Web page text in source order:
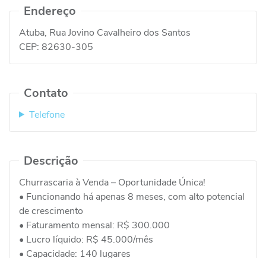
Endereço
Atuba, Rua Jovino Cavalheiro dos Santos
CEP: 82630-305
Contato
Telefone
Descrição
Churrascaria à Venda – Oportunidade Única!
• Funcionando há apenas 8 meses, com alto potencial
de crescimento
• Faturamento mensal: R$ 300.000
• Lucro líquido: R$ 45.000/mês
• Capacidade: 140 lugares